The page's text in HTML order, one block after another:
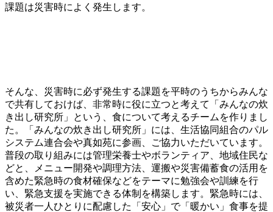
課題は災害時によく発生します。
そんな、災害時に必ず発生する課題を平時のうちからみんな
で共有しておけば、非常時に役に立つと考えて「みんなの炊
き出し研究所」という、食について考えるチームを作りまし
た。「みんなの炊き出し研究所」には、生活協同組合のパル
システム連合会や真如苑に参画、ご協力いただいています。
普段の取り組みには管理栄養士やボランティア、地域住民な
どと、メニュー開発や調理方法、運搬や災害備蓄食の活用を
含めた緊急時の食材確保などをテーマに勉強会や訓練を行
い、緊急支援を実施できる体制を構築します。緊急時には、
被災者一人ひとりに配慮した「安心」で「暖かい」食事を提